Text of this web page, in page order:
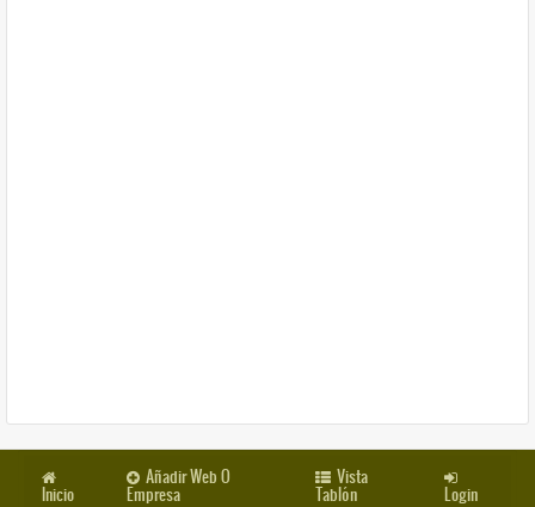
Inicio
Añadir Web O
Empresa
Vista
Tablón Login